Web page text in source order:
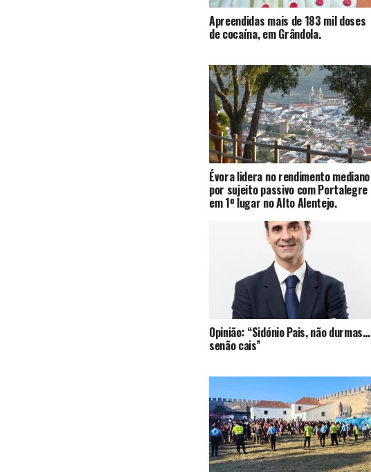
Apreendidas mais de 183 mil doses
de cocaína, em Grândola.
Évora lidera no rendimento mediano
por sujeito passivo com Portalegre
em 1º lugar no Alto Alentejo.
Opinião: “Sidónio Pais, não durmas…
senão cais”